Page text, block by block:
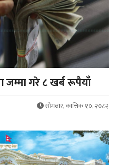
गरे ८ खर्ब रूपैयाँ
सोमबार, कात्तिक १०, २०८२